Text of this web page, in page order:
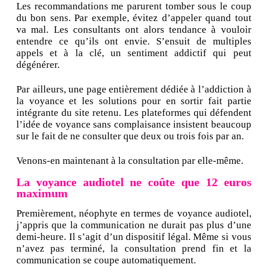
Les recommandations me parurent tomber sous le coup
du bon sens. Par exemple, évitez d’appeler quand tout
va mal. Les consultants ont alors tendance à vouloir
entendre ce qu’ils ont envie. S’ensuit de multiples
appels et à la clé, un sentiment addictif qui peut
dégénérer.
Par ailleurs, une page entièrement dédiée à l’addiction à
la voyance et les solutions pour en sortir fait partie
intégrante du site retenu. Les plateformes qui défendent
l’idée de voyance sans complaisance insistent beaucoup
sur le fait de ne consulter que deux ou trois fois par an.
Venons-en maintenant à la consultation par elle-même.
La voyance audiotel ne coûte que 12 euros
maximum
Premièrement, néophyte en termes de voyance audiotel,
j’appris que la communication ne durait pas plus d’une
demi-heure. Il s’agit d’un dispositif légal. Même si vous
n’avez pas terminé, la consultation prend fin et la
communication se coupe automatiquement.